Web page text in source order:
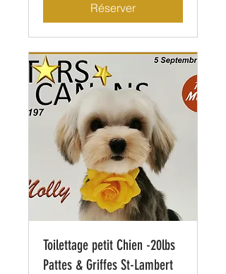
Réserver
Toilettage petit Chien -20lbs
Pattes & Griffes St-Lambert